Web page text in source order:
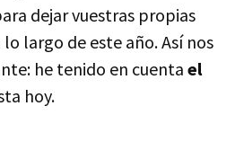
dejar vuestras propias
largo de este año. Así nos
he tenido en cuenta el
hoy.